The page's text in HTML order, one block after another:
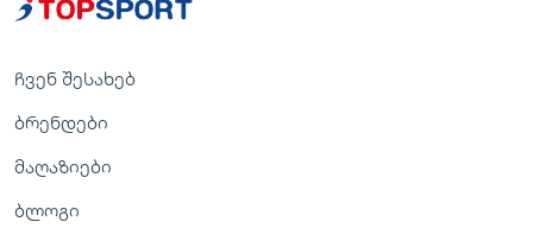
ჩვენ შესახებ
ბრენდები
მაღაზიები
ბლოგი